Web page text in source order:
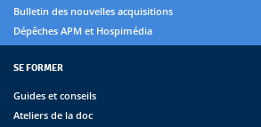
Bulletin des nouvelles acquisitions
Dépêches APM et Hospimédia
SE FORMER
Guides et conseils
Ateliers de la doc